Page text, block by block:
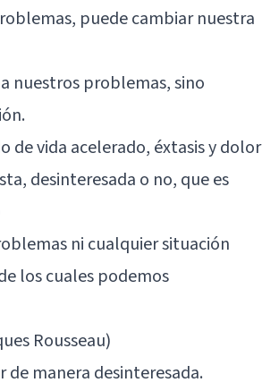
puede cambiar nuestra
nuestros problemas, sino
de vida acelerado, éxtasis y dolor
desinteresada o no, que es
ni cualquier situación
los cuales podemos
Rousseau)
de manera desinteresada.